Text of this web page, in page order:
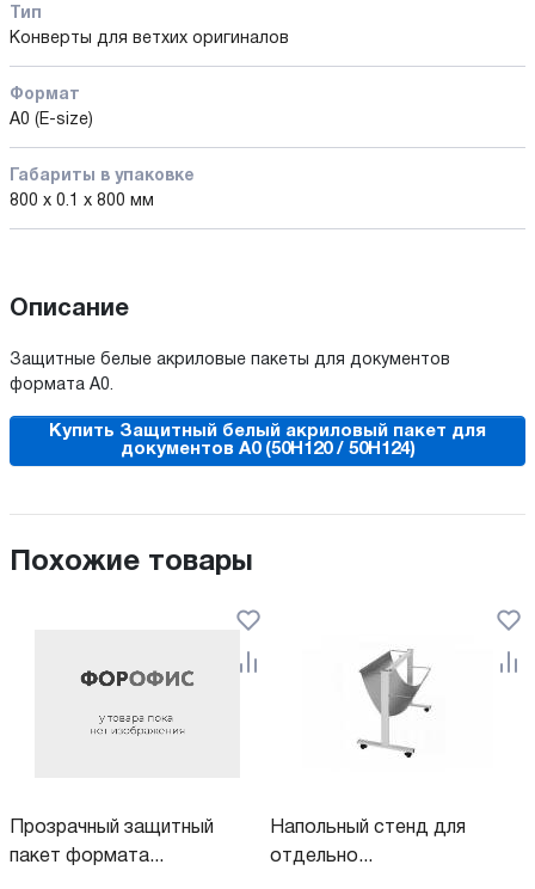
Тип
Конверты для ветхих оригиналов
Формат
A0 (E-size)
Габариты в упаковке
800 x 0.1 x 800 мм
Описание
Защитные белые акриловые пакеты для документов
формата А0.
Купить Защитный белый акриловый пакет для
документов А0 (50H120 / 50H124)
Похожие товары
Прозрачный защитный
пакет формата...
Напольный стенд для
отдельно...